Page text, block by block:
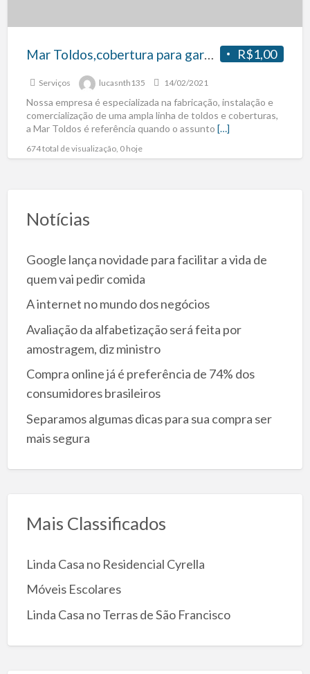
R$1,00
Mar Toldos,cobertura para garagem,estacionamento,condomìnios..etc
Serviços lucasnth135 14/02/2021
Nossa empresa é especializada na fabricação, instalação e
comercialização de uma ampla linha de toldos e coberturas,
a Mar Toldos é referência quando o assunto […]
674 total de visualização, 0 hoje
Notícias
Google lança novidade para facilitar a vida de
quem vai pedir comida
A internet no mundo dos negócios
Avaliação da alfabetização será feita por
amostragem, diz ministro
Compra online já é preferência de 74% dos
consumidores brasileiros
Separamos algumas dicas para sua compra ser
mais segura
Mais Classificados
Linda Casa no Residencial Cyrella
Móveis Escolares
Linda Casa no Terras de São Francisco